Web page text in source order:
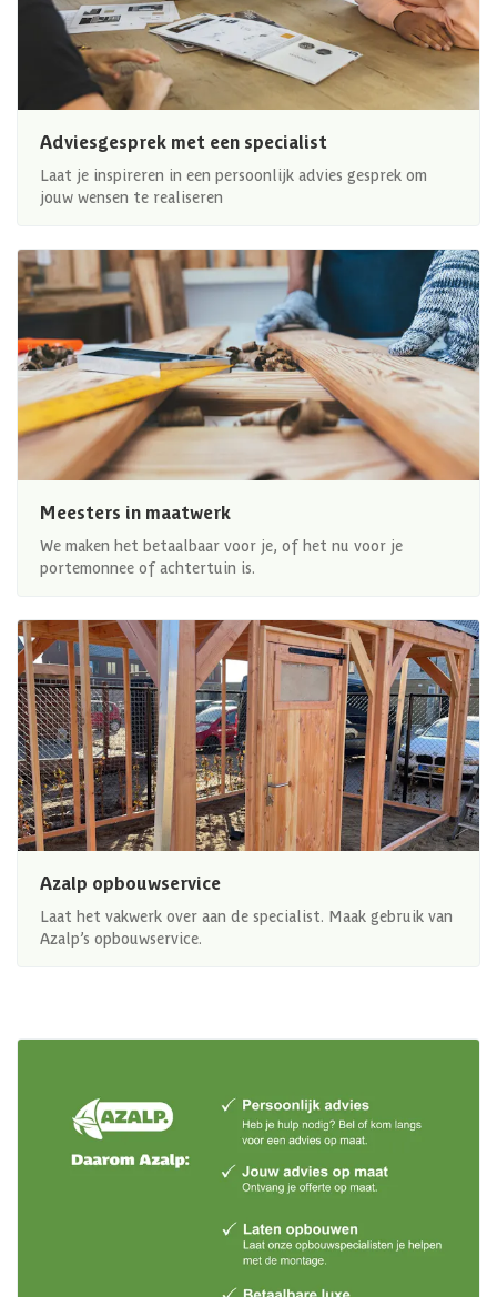
Adviesgesprek met een specialist
Laat je inspireren in een persoonlijk advies gesprek om
jouw wensen te realiseren
Meesters in maatwerk
We maken het betaalbaar voor je, of het nu voor je
portemonnee of achtertuin is.
Azalp opbouwservice
Laat het vakwerk over aan de specialist. Maak gebruik van
Azalp’s opbouwservice.